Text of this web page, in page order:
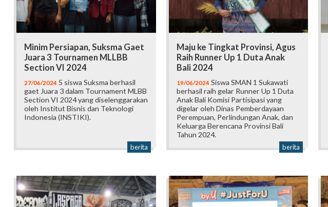
Minim Persiapan, Suksma Gaet
Juara 3 Tournamen MLLBB
Section VI 2024
27/06/2024 5 siswa Suksma berhasil
gaet Juara 3 dalam Tournament MLBB
Section VI 2024 yang diselenggarakan
oleh Institut Bisnis dan Teknologi
Indonesia (INSTIKI).
berita
Maju ke Tingkat Provinsi, Agus
Raih Runner Up 1 Duta Anak
Bali 2024
19/06/2024Siswa SMAN 1 Sukawati
berhasil raih gelar Runner Up 1 Duta
Anak Bali Komisi Partisipasi yang
digelar oleh Dinas Pemberdayaan
Perempuan, Perlindungan Anak, dan
Keluarga Berencana Provinsi Bali
Tahun 2024.
berita